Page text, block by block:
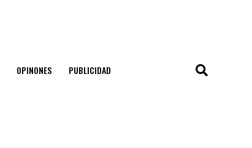
OPINONES PUBLICIDAD